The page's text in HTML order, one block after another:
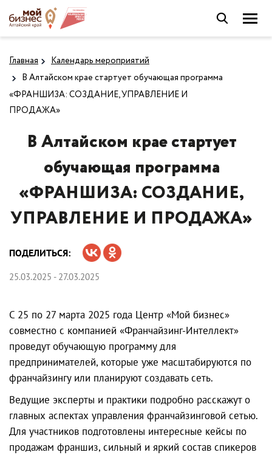
Главная
Календарь мероприятий
В Алтайском крае стартует обучающая программа
«ФРАНШИЗА: СОЗДАНИЕ, УПРАВЛЕНИЕ И
ПРОДАЖА»
В Алтайском крае стартует
обучающая программа
«ФРАНШИЗА: СОЗДАНИЕ,
УПРАВЛЕНИЕ И ПРОДАЖА»
ПОДЕЛИТЬСЯ:
25.03.2025 - 27.03.2025
С 25 по 27 марта 2025 года Центр «Мой бизнес»
совместно с компанией «Франчайзинг-Интеллект»
проведут обучающую программу для
предпринимателей, которые уже масштабируются по
франчайзингу или планируют создавать сеть.
Ведущие эксперты и практики подробно расскажут о
главных аспектах управления франчайзинговой сетью.
Для участников подготовлены интересные кейсы по
продажам франшиз, сильный и яркий состав спикеров